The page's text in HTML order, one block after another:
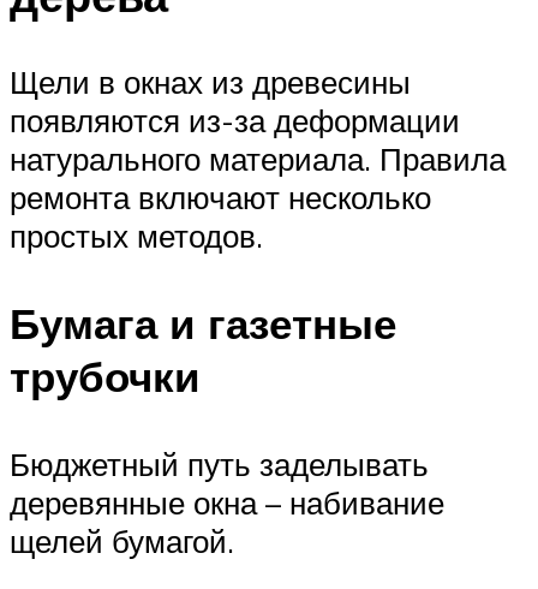
Щели в окнах из древесины
появляются из-за деформации
натурального материала. Правила
ремонта включают несколько
простых методов.
Бумага и газетные
трубочки
Бюджетный путь заделывать
деревянные окна – набивание
щелей бумагой.